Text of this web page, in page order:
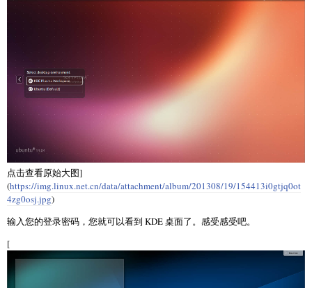
点击查看原始大图]
(https://img.linux.net.cn/data/attachment/album/201308/19/154413i0gtjq0ot
4zg0osj.jpg)
输入您的登录密码，您就可以看到 KDE 桌面了。感受感受吧。
[